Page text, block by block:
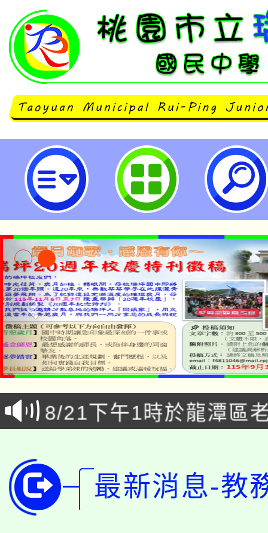
neilrpjhstyc網站設計者：徐嘉
「本色祭」8/29、30在
場熱烈登場!
8/21下午1時於龍潭區
YOUNG桃局內行報名
局官網。
8月14至27日，桃園電
開!
115年桃園市運動會8/
最新消息-教